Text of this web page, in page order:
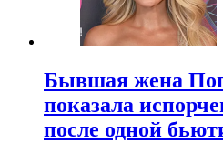
Бывшая жена
показала
после одной